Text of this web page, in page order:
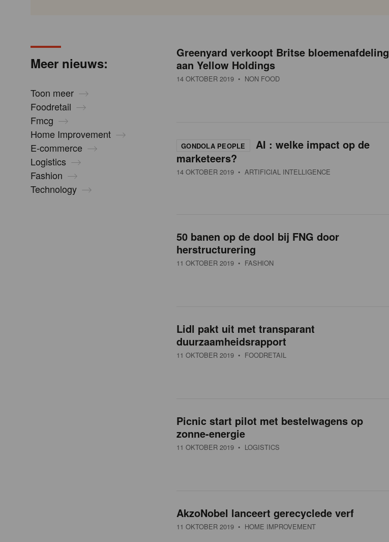
Meer nieuws:
Toon meer
Foodretail
Fmcg
Home Improvement
E-commerce
Logistics
Fashion
Technology
Greenyard verkoopt Britse bloemenafdeling
aan Yellow Holdings
14 OKTOBER 2019 • NON FOOD
GONDOLA PEOPLE
AI : welke impact op de
marketeers?
14 OKTOBER 2019 • ARTIFICIAL INTELLIGENCE
50 banen op de dool bij FNG door
herstructurering
11 OKTOBER 2019 • FASHION
Lidl pakt uit met transparant
duurzaamheidsrapport
11 OKTOBER 2019 • FOODRETAIL
Picnic start pilot met bestelwagens op
zonne-energie
11 OKTOBER 2019 • LOGISTICS
AkzoNobel lanceert gerecyclede verf
11 OKTOBER 2019 • HOME IMPROVEMENT
P
a
g
o
n
Vorige
Page
Page
Page
Page
Current
page
Page
Page
Page
Page
Volgende